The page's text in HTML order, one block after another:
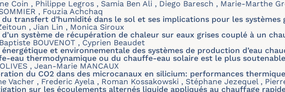
Coin , Philippe Legros , Samia Ben Ali , Diego Baresch , Marie-Marthe
, Fouzia Achchaq
du transfert d’humidité dans le sol et ses implications pour les
, Jian Lin , Monica Siroux
d’un système de récupération de chaleur sur eaux grises couplé à un
BOUVENOT , Cyprien Beaudet
énergétique et environnementale des systèmes de production d’eau
eau thermodynamique ou du chauffe-eau solaire est le plus
, Jean-Marie MANCAUX
du CO2 dans des microcanaux en silicium: performances
Vacher , Frederic Ayela , Roman Kossakowski , Stéphane Jezequel ,
sur les écoulements alternés liquide appliqués au chauffage